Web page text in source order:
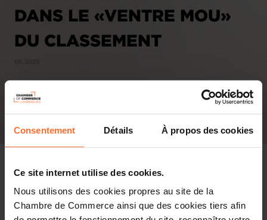
Consentement Détails À propos des cookies
Ce site internet utilise des cookies.
Nous utilisons des cookies propres au site de la
Chambre de Commerce ainsi que des cookies tiers afin
DANS LE «VENTRE MOU»
DU CLASSEMENT